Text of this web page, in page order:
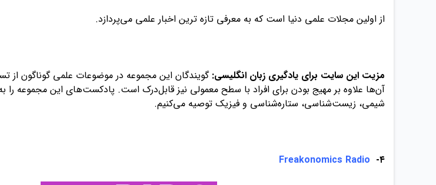
از اولین مجلات علمی دنیا است که به معرفی تازه‌ ترین اخبار علمی می‌پردازد.
مزیت این سایت برای یادگیری زبان انگلیسی:گویندگان این مجموعه در موضوعات علمی گوناگون از
آن‌ها علاوه بر مهیج بودن برای افراد با سطح معمولی نیز قابل‌درک است. پادکست‌های این مجموعه را
شیمی، زیست‌شناسی، ستاره‌شناسی و فیزیک توصیه می‌کنیم.
۴- Freakonomics Radio